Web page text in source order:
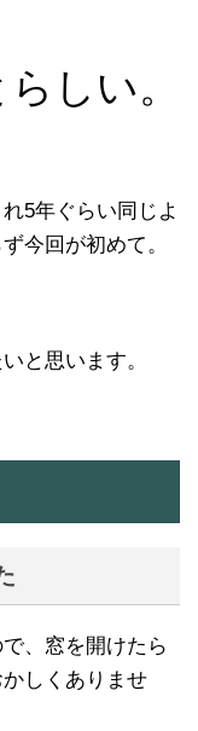
しい。
5年ぐらい同じよ
今回が初めて。
と思います。
、窓を開けたら
しくありませ